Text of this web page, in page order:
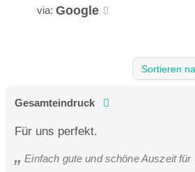
Lichtdurchflutetes Badezimmer mit
Badekorb, TV, WLAN und allen
Sofabett für die dritte und vierte
Abendessen an unserem
via: Google
Gesamteindruck
Für uns perfekt.
Einfach gute und schöne Auszeit für